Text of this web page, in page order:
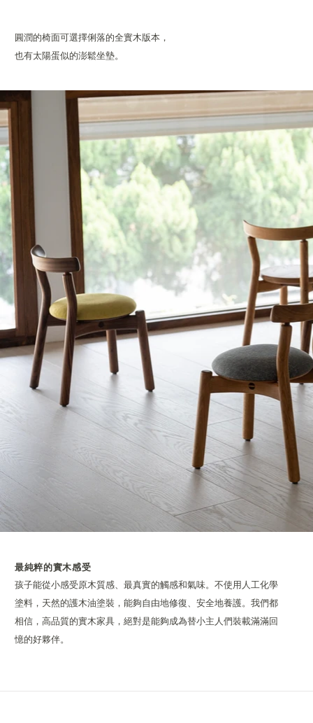
圓潤的椅面可選擇俐落的全實木版本，
也有太陽蛋似的澎鬆坐墊。
最純粹的實木感受
孩子能從小感受原木質感、最真實的觸感和氣味。不使用人工化學
塗料，天然的護木油塗裝，能夠自由地修復、安全地養護。我們都
相信，高品質的實木家具，絕對是能夠成為替小主人們裝載滿滿回
憶的好夥伴。